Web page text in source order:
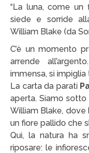
Artisti
Alessandro
Andrea
Chen Li
Enrico T.
Marcella
Nadia
“La luna, come un
siede e sorride
William Blake (da
C’è un momento
arrende
immensa, si impiglia
La carta da parati
aperta. Siamo
William Blake, dove
un fiore pallido che
Qui, la natura ha
riposare: le